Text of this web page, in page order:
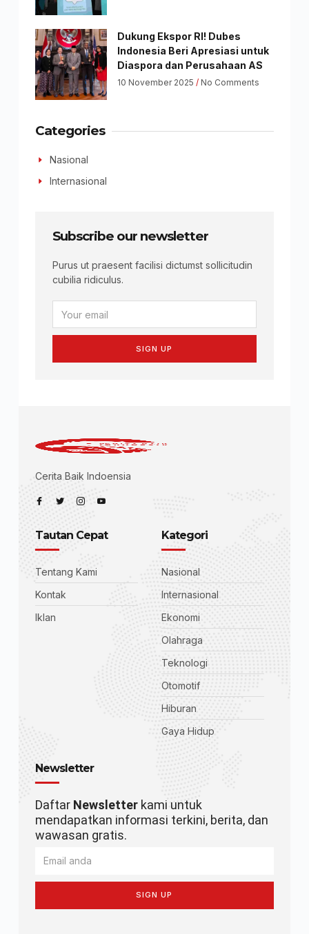
Dukung Ekspor RI! Dubes
Indonesia Beri Apresiasi untuk
Diaspora dan Perusahaan AS
10 November 2025 No Comments
Categories
Nasional
Internasional
Subscribe our newsletter
Purus ut praesent facilisi dictumst sollicitudin
cubilia ridiculus.
SIGN UP
Cerita Baik Indoensia
Tautan Cepat
Tentang Kami
Kontak
Iklan
Kategori
Nasional
Internasional
Ekonomi
Olahraga
Teknologi
Otomotif
Hiburan
Gaya Hidup
Newsletter
Daftar Newsletterkami untuk
mendapatkan informasi terkini, berita, dan
wawasan gratis.
SIGN UP